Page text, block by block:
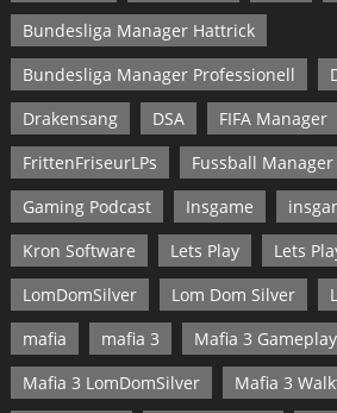
Bundesliga Manager Hattrick
Bundesliga Manager Professionell
Drakensang
DSA FIFA Manager
FrittenFriseurLPs
Fussball Manager
Gaming Podcast
Insgame
Kron Software
Lets Play
Lets
LomDomSilver
Lom Dom Silver
mafia
mafia 3
Mafia 3 Gameplay
Mafia 3 LomDomSilver
Mafia 3